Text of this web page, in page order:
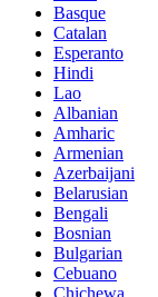
Basque
Catalan
Esperanto
Hindi
Lao
Albanian
Amharic
Armenian
Azerbaijani
Belarusian
Bengali
Bosnian
Bulgarian
Cebuano
Chichewa